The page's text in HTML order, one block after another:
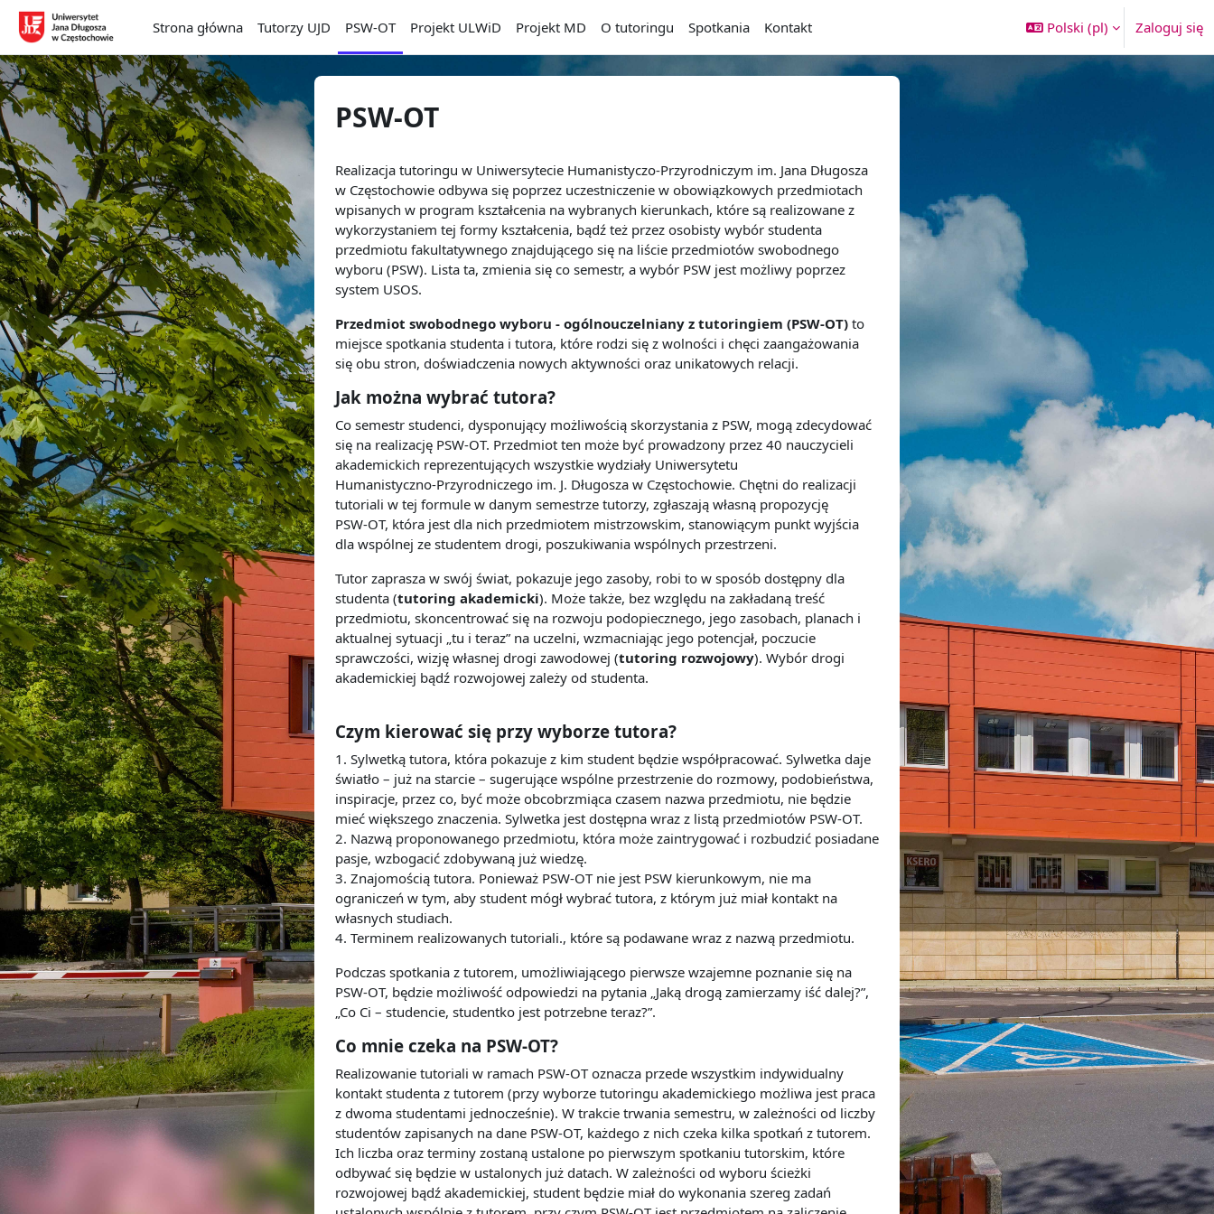
Przejdź do głównej zawartości
Strona główna
Tutorzy UJD PSW-OT Projekt ULWiD Projekt MD O tutoringu Spotkania Kontakt Polski ‎(pl)‎ Zaloguj się
PSW-OT
Realizacja tutoringu w Uniwersytecie Humanistyczo-Przyrodniczym im. Jana Długosza
w Częstochowie odbywa się poprzez uczestniczenie w obowiązkowych przedmiotach
wpisanych w program kształcenia na wybranych kierunkach, które są realizowane z
wykorzystaniem tej formy kształcenia, bądź też przez osobisty wybór studenta
przedmiotu fakultatywnego znajdującego się na liście przedmiotów swobodnego
wyboru (PSW). Lista ta, zmienia się co semestr, a wybór PSW jest możliwy poprzez
system USOS.
Przedmiot swobodnego wyboru - ogólnouczelniany z tutoringiem (PSW-OT) to
miejsce spotkania studenta i tutora, które rodzi się z wolności i chęci zaangażowania
się obu stron, doświadczenia nowych aktywności oraz unikatowych relacji.
Jak można wybrać tutora?
Co semestr studenci, dysponujący możliwością skorzystania z PSW, mogą zdecydować
się na realizację PSW-OT. Przedmiot ten może być prowadzony przez 40 nauczycieli
akademickich reprezentujących wszystkie wydziały Uniwersytetu
Humanistyczno-Przyrodniczego im. J. Długosza w Częstochowie. Chętni do realizacji
tutoriali w tej formule w danym semestrze tutorzy, zgłaszają własną propozycję
PSW-OT, która jest dla nich przedmiotem mistrzowskim, stanowiącym punkt wyjścia
dla wspólnej ze studentem drogi, poszukiwania wspólnych przestrzeni.
Tutor zaprasza w swój świat, pokazuje jego zasoby, robi to w sposób dostępny dla
studenta (tutoring akademicki). Może także, bez względu na zakładaną treść
przedmiotu, skoncentrować się na rozwoju podopiecznego, jego zasobach, planach i
aktualnej sytuacji „tu i teraz” na uczelni, wzmacniając jego potencjał, poczucie
sprawczości, wizję własnej drogi zawodowej (tutoring rozwojowy). Wybór drogi
akademickiej bądź rozwojowej zależy od studenta.
Czym kierować się przy wyborze tutora?
1. Sylwetką tutora, która pokazuje z kim student będzie współpracować. Sylwetka daje
światło – już na starcie – sugerujące wspólne przestrzenie do rozmowy, podobieństwa,
inspiracje, przez co, być może obcobrzmiąca czasem nazwa przedmiotu, nie będzie
mieć większego znaczenia. Sylwetka jest dostępna wraz z listą przedmiotów PSW-OT.
2. Nazwą proponowanego przedmiotu, która może zaintrygować i rozbudzić posiadane
pasje, wzbogacić zdobywaną już wiedzę.
3. Znajomością tutora. Ponieważ PSW-OT nie jest PSW kierunkowym, nie ma
ograniczeń w tym, aby student mógł wybrać tutora, z którym już miał kontakt na
własnych studiach.
4. Terminem realizowanych tutoriali., które są podawane wraz z nazwą przedmiotu.
Podczas spotkania z tutorem, umożliwiającego pierwsze wzajemne poznanie się na
PSW-OT, będzie możliwość odpowiedzi na pytania „Jaką drogą zamierzamy iść dalej?”,
„Co Ci – studencie, studentkojest potrzebne teraz?”.
Co mnie czeka na PSW-OT?
Realizowanie tutoriali w ramach PSW-OT oznacza przede wszystkim indywidualny
kontakt studenta z tutorem (przy wyborze tutoringu akademickiego możliwa jest praca
z dwoma studentami jednocześnie). W trakcie trwania semestru, w zależności od liczby
studentów zapisanych na dane PSW-OT, każdego z nich czeka kilka spotkań z tutorem.
Ich liczba oraz terminy zostaną ustalone po pierwszym spotkaniu tutorskim, które
odbywać się będzie w ustalonych już datach. W zależności od wyboru ścieżki
rozwojowej bądź akademickiej, student będzie miał do wykonania szereg zadań